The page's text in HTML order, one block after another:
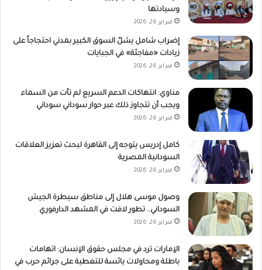
وسيادتها
فبراير 26, 2026
إضراب شامل يشلّ السوق الكبير بمدني احتجاجاً على
زيادات «مفاجئة» في الجبايات
فبراير 26, 2026
مناوي: انتهاكات الدعم السريع لم تأت من السماء
ويجب أن تتجاوز ذلك عبر حوار سوداني سوداني
فبراير 26, 2026
كامل إدريس يتوجه إلى القاهرة لبحث تعزيز العلاقات
السودانية المصرية
فبراير 26, 2026
وصول موسى هلال إلى مناطق سيطرة الجيش
السوداني.. تطور لافت في المشهد الدارفوري
فبراير 26, 2026
الإمارات ترد في مجلس حقوق الإنسان: اتهامات
باطلة ومحاولات يائسة للتغطية على جرائم حرب في